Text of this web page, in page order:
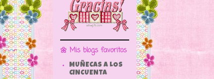
🌼 Mis blogs favoritos
MUÑECAS A LOS
CINCUENTA